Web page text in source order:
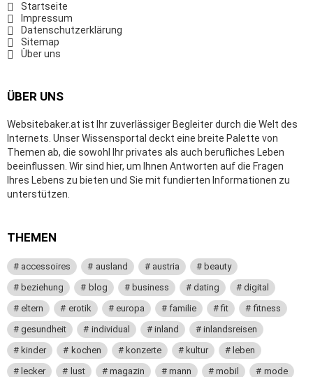
Startseite
Impressum
Datenschutzerklärung
Sitemap
Über uns
ÜBER UNS
Websitebaker.at ist Ihr zuverlässiger Begleiter durch die Welt des
Internets. Unser Wissensportal deckt eine breite Palette von
Themen ab, die sowohl Ihr privates als auch berufliches Leben
beeinflussen. Wir sind hier, um Ihnen Antworten auf die Fragen
Ihres Lebens zu bieten und Sie mit fundierten Informationen zu
unterstützen.
THEMEN
accessoires ausland austria
beauty
beziehung
blog business dating
digital
eltern
erotik europa familie fit
fitness
gesundheit
individual inland
inlandsreisen
kinder
kochen konzerte kultur
leben
lecker
lust magazin mann mobil mode